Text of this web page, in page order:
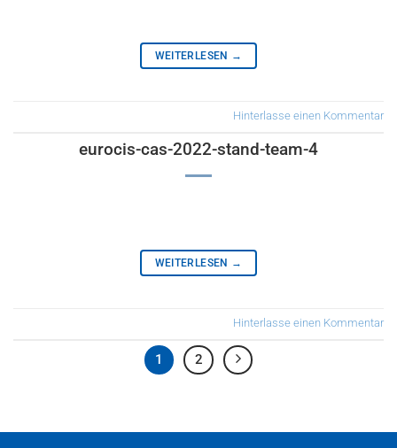
WEITERLESEN →
Hinterlasse einen Kommentar
eurocis-cas-2022-stand-team-4
WEITERLESEN →
Hinterlasse einen Kommentar
1 2